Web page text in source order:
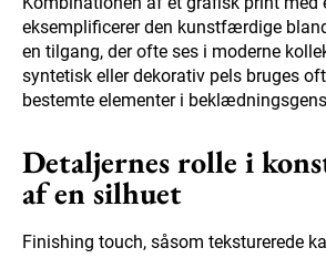
eksemplificerer den kunstfærdige
en tilgang, der ofte ses i moderne
syntetisk eller dekorativ pels bruges
bestemte elementer i
Detaljernes rolle i
af en silhuet
Finishing touch, såsom teksturerede